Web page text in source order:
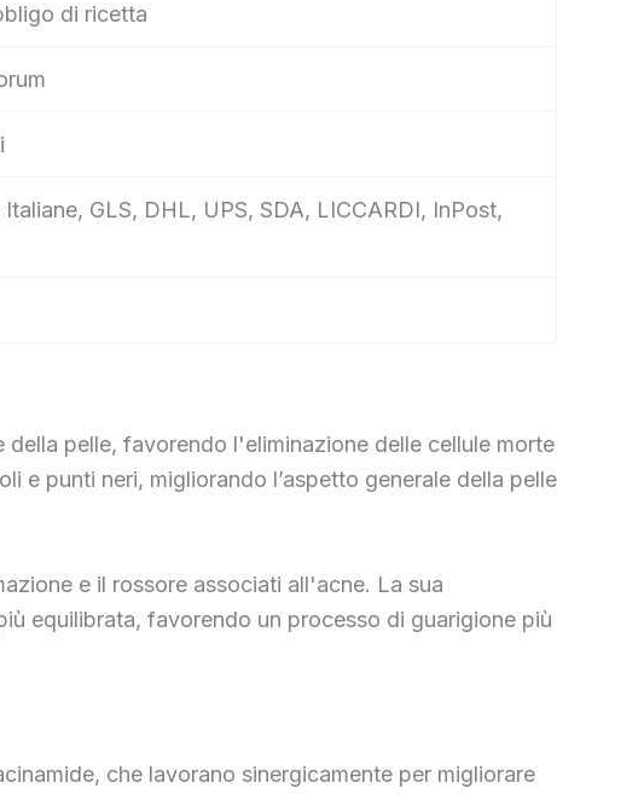
di ricetta
GLS, DHL, UPS, SDA, LICCARDI, InPost,
pelle, favorendo l'eliminazione delle cellule morte
e punti neri, migliorando l’aspetto generale della pelle
e il rossore associati all'acne. La sua
equilibrata, favorendo un processo di guarigione più
che lavorano sinergicamente per migliorare